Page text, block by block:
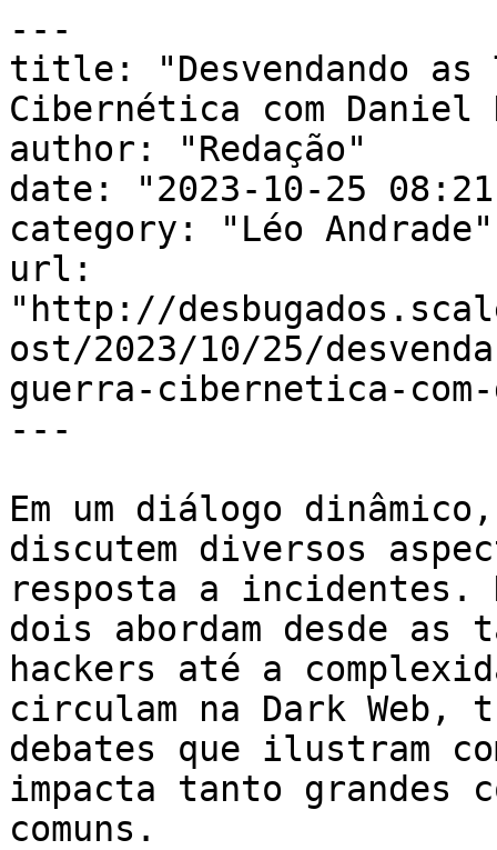
---
title: "Desvendando as
Cibernética com Daniel
author: "Redação"
date: "2023-10-25
category: "Léo Andrade"
url:
"http://
ost/2023/10/25/
guerra-cibernetica-
---
Em um diálogo
discutem diversos
resposta a incidentes.
dois abordam desde
hackers até a
circulam na Dark Web,
debates que ilustram
impacta tanto grandes
comuns.